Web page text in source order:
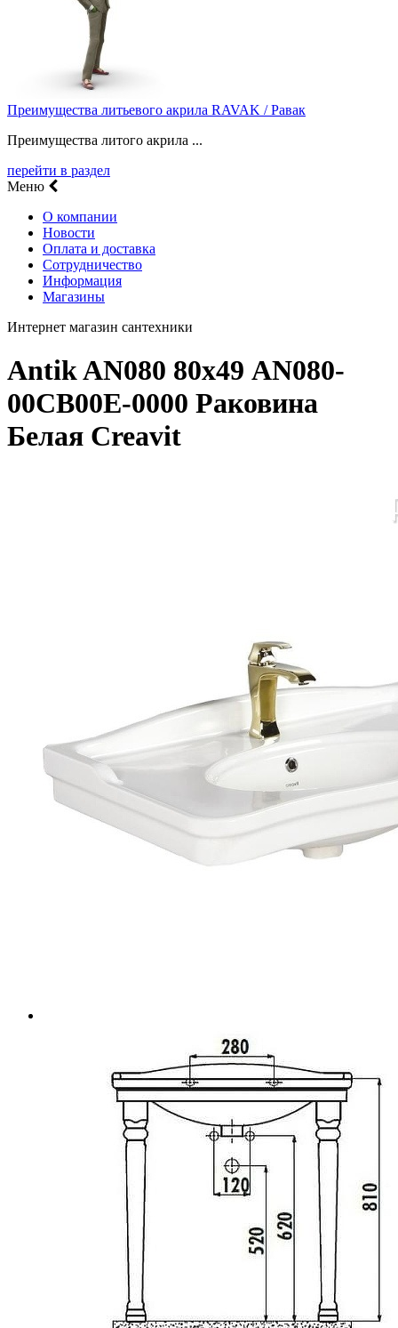
Преимущества литьевого акрила RAVAK / Равак
Преимущества литого акрила ...
перейти в раздел
Меню
О компании
Новости
Оплата и доставка
Сотрудничество
Информация
Магазины
Интернет магазин сантехники
Antik AN080 80х49 AN080-
00CB00E-0000 Раковина
Белая Creavit